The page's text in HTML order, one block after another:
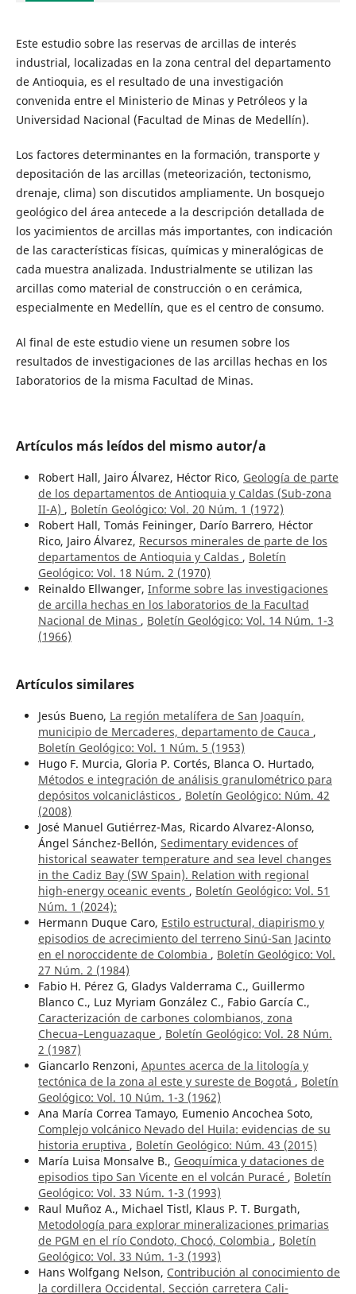
Este estudio sobre las reservas de arcillas de interés
industrial, localizadas en la zona central del departamento
de Antioquia, es el resultado de una investigación
convenida entre el Ministerio de Minas y Petróleos y la
Universidad Nacional (Facultad de Minas de Medellín).
Los factores determinantes en la formación, transporte y
depositación de las arcillas (meteorización, tectonismo,
drenaje, clima) son discutidos ampliamente. Un bosquejo
geológico del área antecede a la descripción detallada de
los yacimientos de arcillas más importantes, con indicación
de las características físicas, químicas y mineralógicas de
cada muestra analizada. Industrialmente se utilizan las
arcillas como material de construcción o en cerámica,
especialmente en Medellín, que es el centro de consumo.
Al final de este estudio viene un resumen sobre los
resultados de investigaciones de las arcillas hechas en los
Iaboratorios de la misma Facultad de Minas.
Artículos más leídos del mismo autor/a
Robert Hall, Jairo Álvarez, Héctor Rico, Geología de parte
de los departamentos de Antioquia y Caldas (Sub-zona
II-A) , Boletín Geológico: Vol. 20 Núm. 1 (1972)
Robert Hall, Tomás Feininger, Darío Barrero, Héctor
Rico, Jairo Álvarez, Recursos minerales de parte de los
departamentos de Antioquia y Caldas , Boletín
Geológico: Vol. 18 Núm. 2 (1970)
Reinaldo Ellwanger, Informe sobre las investigaciones
de arcilla hechas en los laboratorios de la Facultad
Nacional de Minas , Boletín Geológico: Vol. 14 Núm. 1-3
(1966)
Artículos similares
Jesús Bueno, La región metalífera de San Joaquín,
municipio de Mercaderes, departamento de Cauca ,
Boletín Geológico: Vol. 1 Núm. 5 (1953)
Hugo F. Murcia, Gloria P. Cortés, Blanca O. Hurtado,
Métodos e integración de análisis granulométrico para
depósitos volcaniclásticos , Boletín Geológico: Núm. 42
(2008)
José Manuel Gutiérrez-Mas, Ricardo Alvarez-Alonso,
Ángel Sánchez-Bellón, Sedimentary evidences of
historical seawater temperature and sea level changes
in the Cadiz Bay (SW Spain). Relation with regional
high-energy oceanic events , Boletín Geológico: Vol. 51
Núm. 1 (2024):
Hermann Duque Caro, Estilo estructural, diapirismo y
episodios de acrecimiento del terreno Sinú-San Jacinto
en el noroccidente de Colombia , Boletín Geológico: Vol.
27 Núm. 2 (1984)
Fabio H. Pérez G, Gladys Valderrama C., Guillermo
Blanco C., Luz Myriam González C., Fabio García C.,
Caracterización de carbones colombianos, zona
Checua–Lenguazaque , Boletín Geológico: Vol. 28 Núm.
2 (1987)
Giancarlo Renzoni, Apuntes acerca de la litología y
tectónica de la zona al este y sureste de Bogotá , Boletín
Geológico: Vol. 10 Núm. 1-3 (1962)
Ana María Correa Tamayo, Eumenio Ancochea Soto,
Complejo volcánico Nevado del Huila: evidencias de su
historia eruptiva , Boletín Geológico: Núm. 43 (2015)
María Luisa Monsalve B., Geoquímica y dataciones de
episodios tipo San Vicente en el volcán Puracé , Boletín
Geológico: Vol. 33 Núm. 1-3 (1993)
Raul Muñoz A., Michael Tistl, Klaus P. T. Burgath,
Metodología para explorar mineralizaciones primarias
de PGM en el río Condoto, Chocó, Colombia , Boletín
Geológico: Vol. 33 Núm. 1-3 (1993)
Hans Wolfgang Nelson, Contribución al conocimiento de
la cordillera Occidental. Sección carretera Cali-